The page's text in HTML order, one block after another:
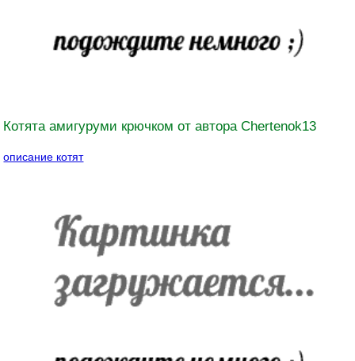
Котята амигуруми крючком от автора Chertenok13
описание котят